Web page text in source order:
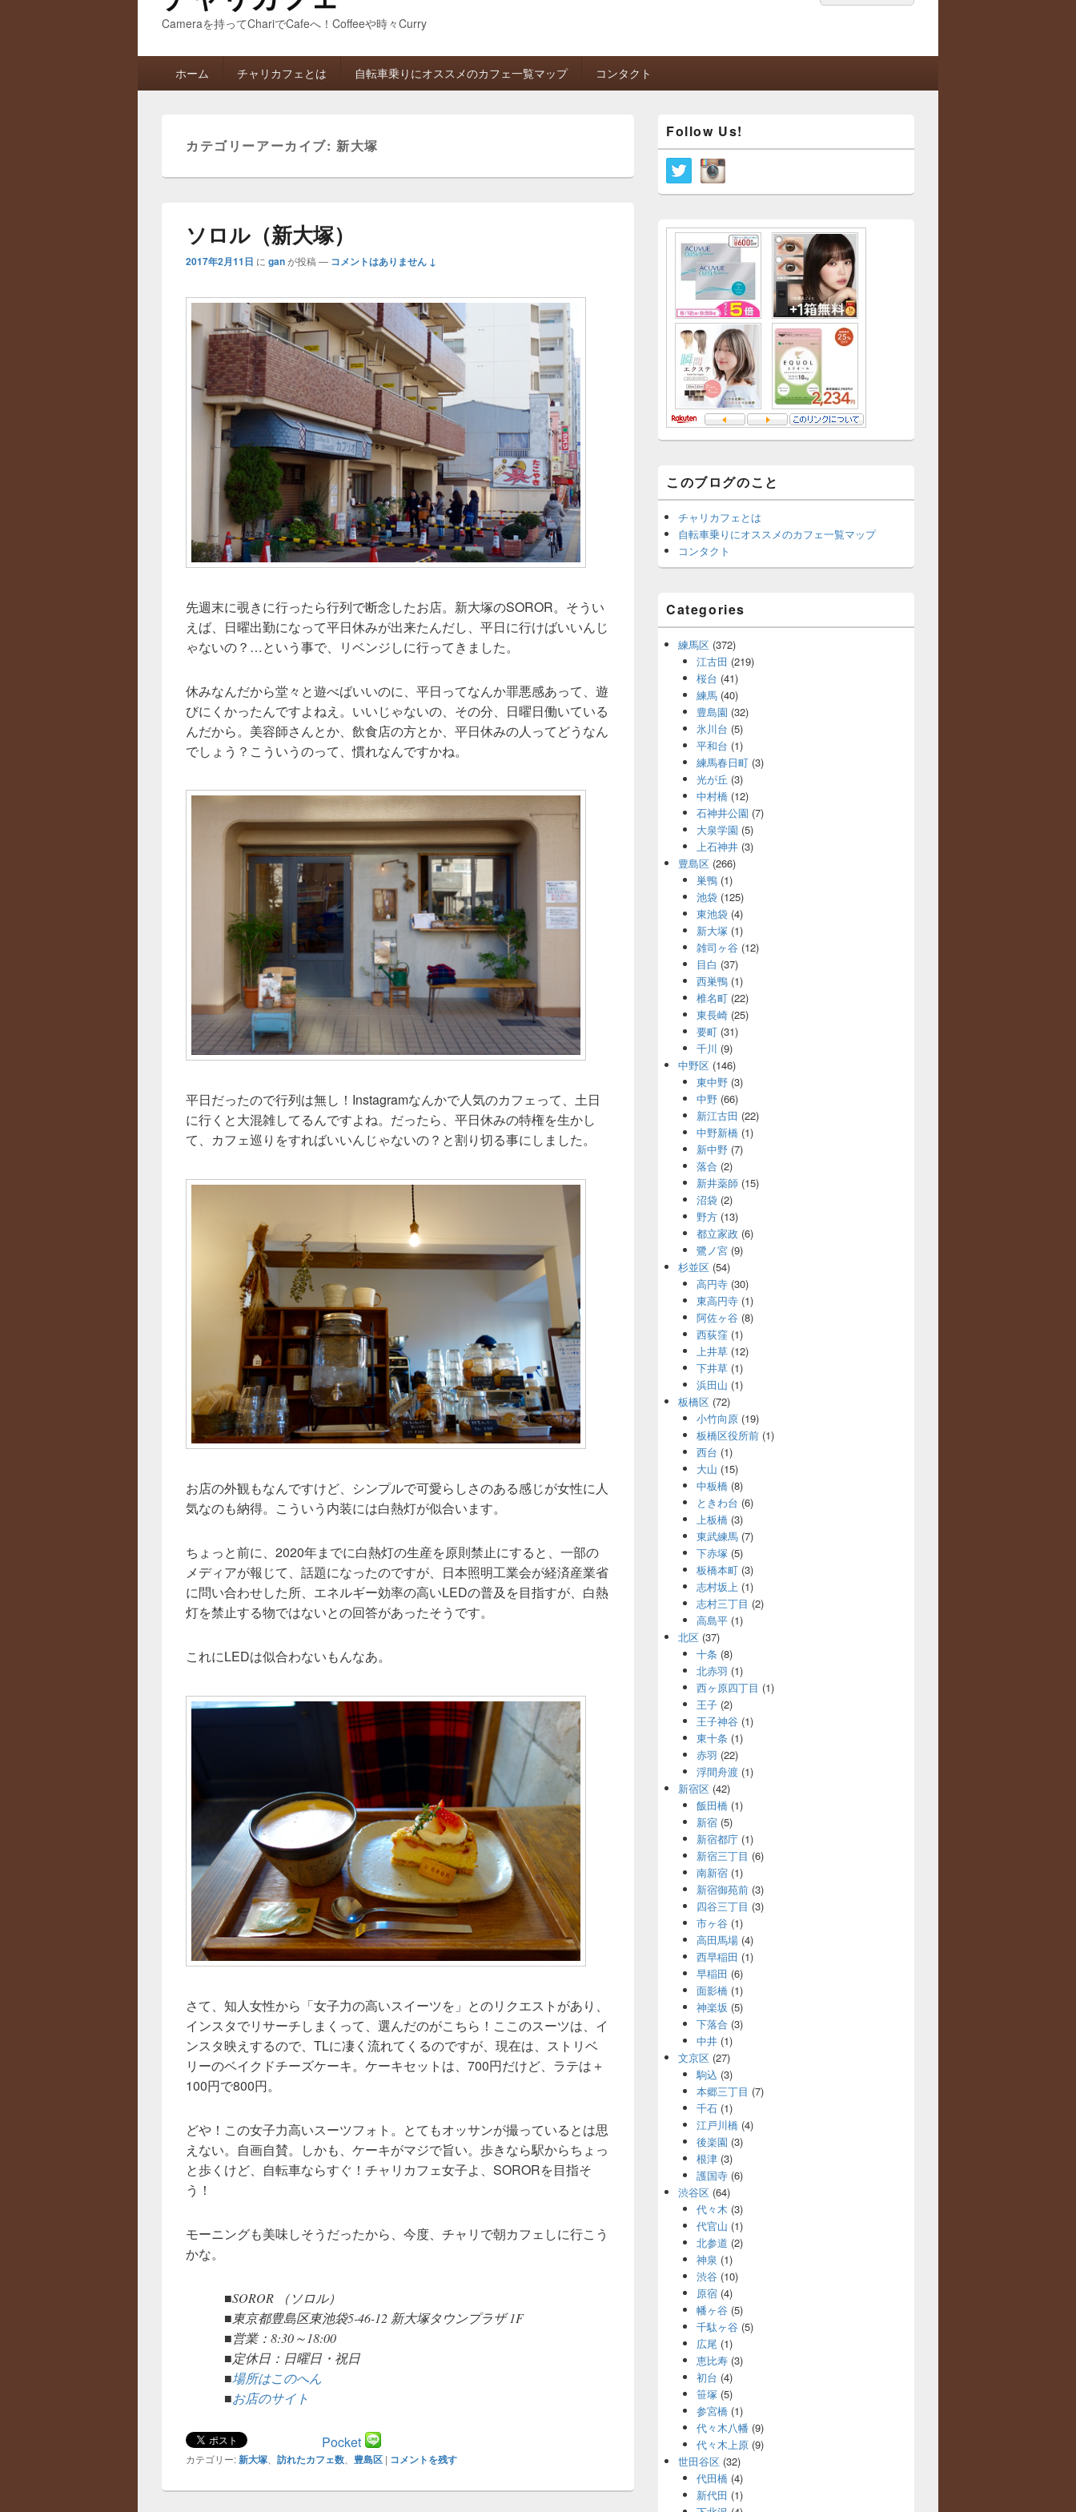
Cameraを持ってChariでCafeへ！Coffeeや時々Curry
索: 索
ホーム チャリカフェとは 自転車乗りにオススメのカフェ一覧マップ コンタクト
カテゴリーアーカイブ:新大塚
ソロル（新大塚）
2017年2月11日 に ganが投稿 — コメントはありません ↓
先週末に覗きに行ったら行列で断念したお店。新大塚のSOROR。そうい
えば、日曜出勤になって平日休みが出来たんだし、平日に行けばいいんじ
ゃないの？…という事で、リベンジしに行ってきました。
休みなんだから堂々と遊べばいいのに、平日ってなんか罪悪感あって、遊
びにくかったんですよねえ。いいじゃないの、その分、日曜日働いている
んだから。美容師さんとか、飲食店の方とか、平日休みの人ってどうなん
でしょう？こういうのって、慣れなんですかね。
平日だったので行列は無し！Instagramなんかで人気のカフェって、土日
に行くと大混雑してるんですよね。だったら、平日休みの特権を生かし
て、カフェ巡りをすればいいんじゃないの？と割り切る事にしました。
お店の外観もなんですけど、シンプルで可愛らしさのある感じが女性に人
気なのも納得。こういう内装には白熱灯が似合います。
ちょっと前に、2020年までに白熱灯の生産を原則禁止にすると、一部の
メディアが報じて、話題になったのですが、日本照明工業会が経済産業省
に問い合わせした所、エネルギー効率の高いLEDの普及を目指すが、白熱
灯を禁止する物ではないとの回答があったそうです。
これにLEDは似合わないもんなあ。
さて、知人女性から「女子力の高いスイーツを」とのリクエストがあり、
インスタでリサーチしまくって、選んだのがこちら！ここのスーツは、イ
ンスタ映えするので、TLに凄く流れてくるのですが、現在は、ストリベ
リーのベイクドチーズケーキ。ケーキセットは、700円だけど、ラテは＋
100円で800円。
どや！この女子力高いスーツフォト。とてもオッサンが撮っているとは思
えない。自画自賛。しかも、ケーキがマジで旨い。歩きなら駅からちょっ
と歩くけど、自転車ならすぐ！チャリカフェ女子よ、SORORを目指そ
う！
モーニングも美味しそうだったから、今度、チャリで朝カフェしに行こう
かな。
■SOROR （ソロル）
■東京都豊島区東池袋5-46-12 新大塚タウンプラザ 1F
■営業：8:30～18:00
■定休日：日曜日・祝日
■場所はこのへん
■お店のサイト
Pocket
カテゴリー:新大塚 訪れたカフェ数 豊島区 | コメントを残す
イ
ン
サ
ド
Follow Us!
このブログのこと
チャリカフェとは
自転車乗りにオススメのカフェ一覧マップ
コンタクト
Categories
練馬区 (372)
江古田 (219)
桜台 (41)
練馬(40)
豊島園 (32)
氷川台 (5)
平和台 (1)
練馬春日町(3)
光が丘 (3)
中村橋(12)
石神井公園 (7)
大泉学園 (5)
上石神井(3)
豊島区 (266)
巣鴨(1)
池袋(125)
東池袋(4)
新大塚(1)
雑司ヶ谷(12)
目白 (37)
西巣鴨(1)
椎名町(22)
東長崎(25)
要町(31)
千川 (9)
中野区 (146)
東中野(3)
中野(66)
新江古田 (22)
中野新橋(1)
新中野(7)
落合(2)
新井薬師(15)
沼袋(2)
野方(13)
都立家政 (6)
鷺ノ宮(9)
杉並区 (54)
高円寺(30)
東高円寺(1)
阿佐ヶ谷(8)
西荻窪(1)
上井草(12)
下井草(1)
浜田山 (1)
板橋区 (72)
小竹向原(19)
板橋区役所前(1)
西台 (1)
大山 (15)
中板橋(8)
ときわ台 (6)
上板橋(3)
東武練馬(7)
下赤塚(5)
板橋本町(3)
志村坂上(1)
志村三丁目 (2)
高島平(1)
北区 (37)
十条 (8)
北赤羽 (1)
西ヶ原四丁目 (1)
王子(2)
王子神谷(1)
東十条 (1)
赤羽 (22)
浮間舟渡(1)
新宿区 (42)
飯田橋(1)
新宿(5)
新宿都庁(1)
新宿三丁目 (6)
南新宿(1)
新宿御苑前(3)
四谷三丁目 (3)
市ヶ谷(1)
高田馬場(4)
西早稲田 (1)
早稲田 (6)
面影橋(1)
神楽坂 (5)
下落合(3)
中井(1)
文京区 (27)
駒込 (3)
本郷三丁目 (7)
千石(1)
江戸川橋(4)
後楽園 (3)
根津(3)
護国寺(6)
渋谷区 (64)
代々木 (3)
代官山 (1)
北参道 (2)
神泉 (1)
渋谷(10)
原宿(4)
幡ヶ谷(5)
千駄ヶ谷(5)
広尾(1)
恵比寿(3)
初台 (4)
笹塚(5)
参宮橋(1)
代々木八幡 (9)
代々木上原(9)
世田谷区 (32)
代田橋(4)
新代田 (1)